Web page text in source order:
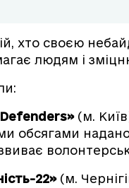
хто своєю
людям і
Defenders»(м.
обсягами
22»(м.